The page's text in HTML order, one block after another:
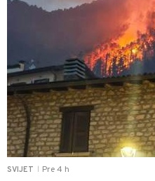
SVIJET Pre 4 h